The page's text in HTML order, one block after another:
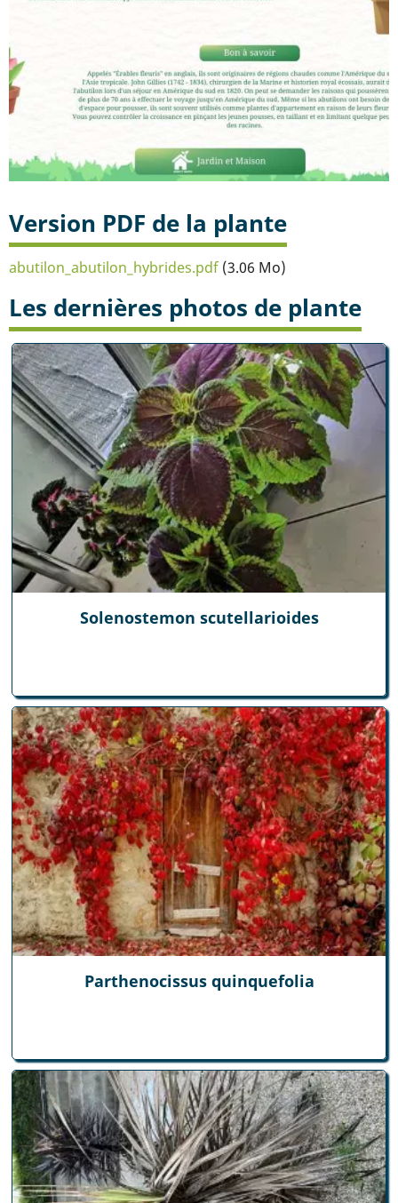
Version PDF de la plante
abutilon_abutilon_hybrides.pdf (3.06 Mo)
Les dernières photos de plante
Solenostemon scutellarioides
Parthenocissus quinquefolia